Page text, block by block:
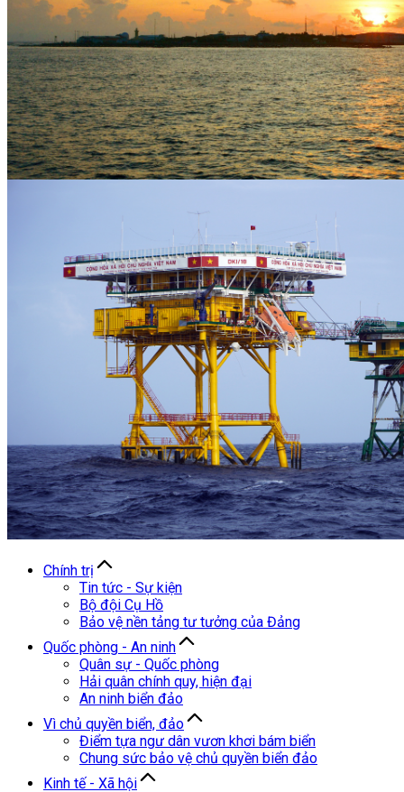
Chính trị
Tin tức - Sự kiện
Bộ đội Cụ Hồ
Bảo vệ nền tảng tư tưởng của Đảng
Quốc phòng - An ninh
Quân sự - Quốc phòng
Hải quân chính quy, hiện đại
An ninh biển đảo
Vì chủ quyền biển, đảo
Điểm tựa ngư dân vươn khơi bám biển
Chung sức bảo vệ chủ quyền biển đảo
Kinh tế - Xã hội